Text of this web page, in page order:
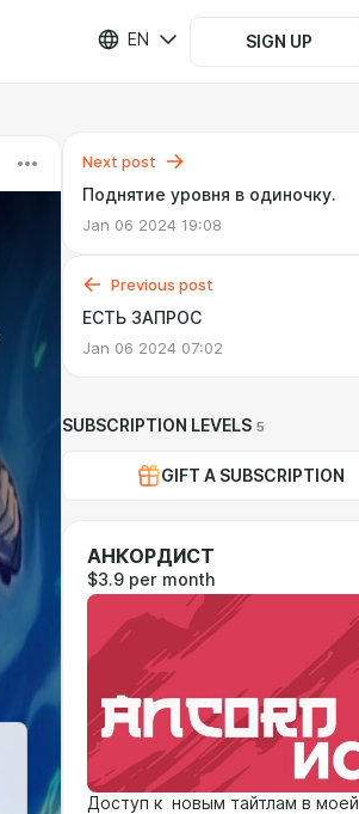
EN SIGN UP
Next post
Поднятие уровня в одиночку.
Jan 06 2024 19:08
Previous post
ЕСТЬ ЗАПРОС
Jan 06 2024 07:02
SUBSCRIPTION LEVELS 5
GIFT A SUBSCRIPTION
АНКОРДИСТ
$3.9 per month
Доступ к новым тайтлам в моей